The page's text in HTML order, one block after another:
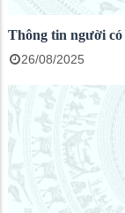
Thông tin người có
26/08/2025